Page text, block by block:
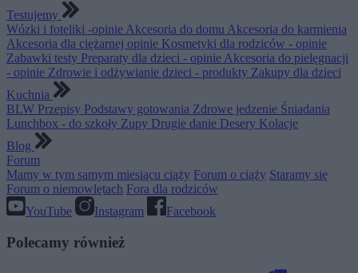
Testujemy
Wózki i foteliki -opinie Akcesoria do domu Akcesoria do karmienia
Akcesoria dla ciężarnej opinie Kosmetyki dla rodziców - opinie
Zabawki testy Preparaty dla dzieci - opinie Akcesoria do pielęgnacji
- opinie Zdrowie i odżywianie dzieci - produkty Zakupy dla dzieci
Kuchnia
BLW Przepisy Podstawy gotowania Zdrowe jedzenie Śniadania
Lunchbox - do szkoły Zupy Drugie danie Desery Kolacje
Blog
Forum
Mamy w tym samym miesiącu ciąży Forum o ciąży Staramy się
Forum o niemowlętach Fora dla rodziców
YouTube
Instagram Facebook
Polecamy również